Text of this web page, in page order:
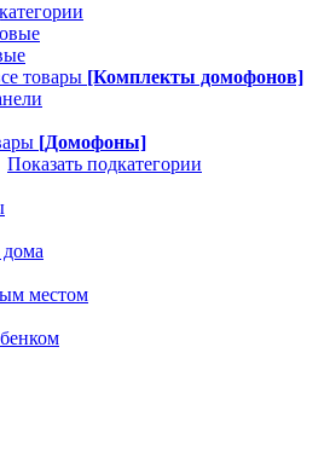
товары [Комплекты домофонов]
[Домофоны]
Показать подкатегории
дома
местом